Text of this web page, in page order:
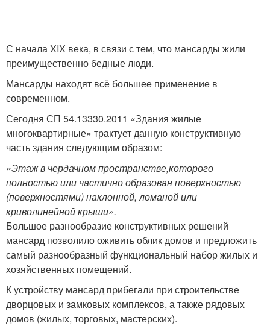
С начала XIX века, в связи с тем, что мансарды жили
преимущественно бедные люди.
Мансарды находят всё большее применение в
современном.
Сегодня СП 54.13330.2011 «Здания жилые
многоквартирные» трактует данную конструктивную
часть здания следующим образом:
«Этаж в чердачном пространстве,которого
полностью или частично образован поверхностью
(поверхностями) наклонной, ломаной или
криволинейной крыши».
Большое разнообразие конструктивных решений
мансард позволило оживить облик домов и предложить
самый разнообразный функциональный набор жилых и
хозяйственных помещений.
К устройству мансард прибегали при строительстве
дворцовых и замковых комплексов, а также рядовых
домов (жилых, торговых, мастерских).